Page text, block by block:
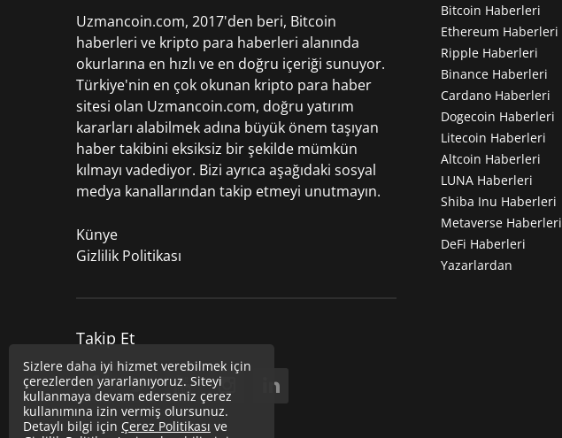
Uzmancoin.com, 2017'den beri, Bitcoin
haberleri ve kripto para haberleri alanında
okurlarına en hızlı ve en doğru içeriği sunuyor.
Türkiye'nin en çok okunan kripto para haber
sitesi olan Uzmancoin.com, doğru yatırım
kararları alabilmek adına büyük önem taşıyan
haber takibini eksiksiz bir şekilde mümkün
kılmayı vadediyor. Bizi ayrıca aşağıdaki sosyal
medya kanallarından takip etmeyi unutmayın.
Künye
Gizlilik Politikası
Takip Et
Bitcoin Haberleri
Ethereum Haberleri
Ripple Haberleri
Binance Haberleri
Cardano Haberleri
Dogecoin Haberleri
Litecoin Haberleri
Altcoin Haberleri
LUNA Haberleri
Shiba Inu Haberleri
Metaverse Haberleri
DeFi Haberleri
Yazarlardan
Sizlere daha iyi hizmet verebilmek için
çerezlerden yararlanıyoruz. Siteyi
kullanmaya devam ederseniz çerez
kullanımına izin vermiş olursunuz.
Detaylı bilgi için Çerez Politikası ve